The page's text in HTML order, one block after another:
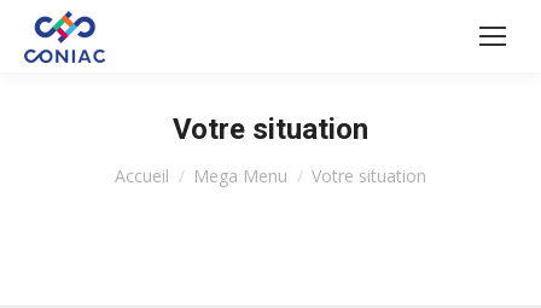
Votre situation
Vous êtes ici :
Accueil Mega Menu Votre situation